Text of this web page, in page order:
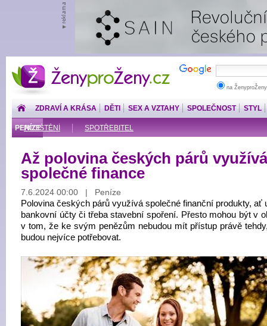
ŽenyproŽeny.cz
na
ZDRAVÍ A KRÁSA DĚTI SEX A VZTAHY SPOLEČNOST STYL
PENÍZE
POJIŠTĚNÍ SPOTŘEBITEL
Až polovina českých párů využívá
společné finance
7.6.2024 00:00 | Peníze
Polovina českých párů využívá společné finanční produkty, ať
bankovní účty či třeba stavební spoření. Přesto mohou být v
v tom, že ke svým penězům nebudou mít přístup právě
budou nejvíce potřebovat.